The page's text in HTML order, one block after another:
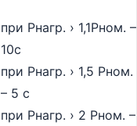
при Рнагр. › 1,1Рном. –
10с
при Рнагр. › 1,5 Рном.
– 5 с
при Рнагр. › 2 Рном. –